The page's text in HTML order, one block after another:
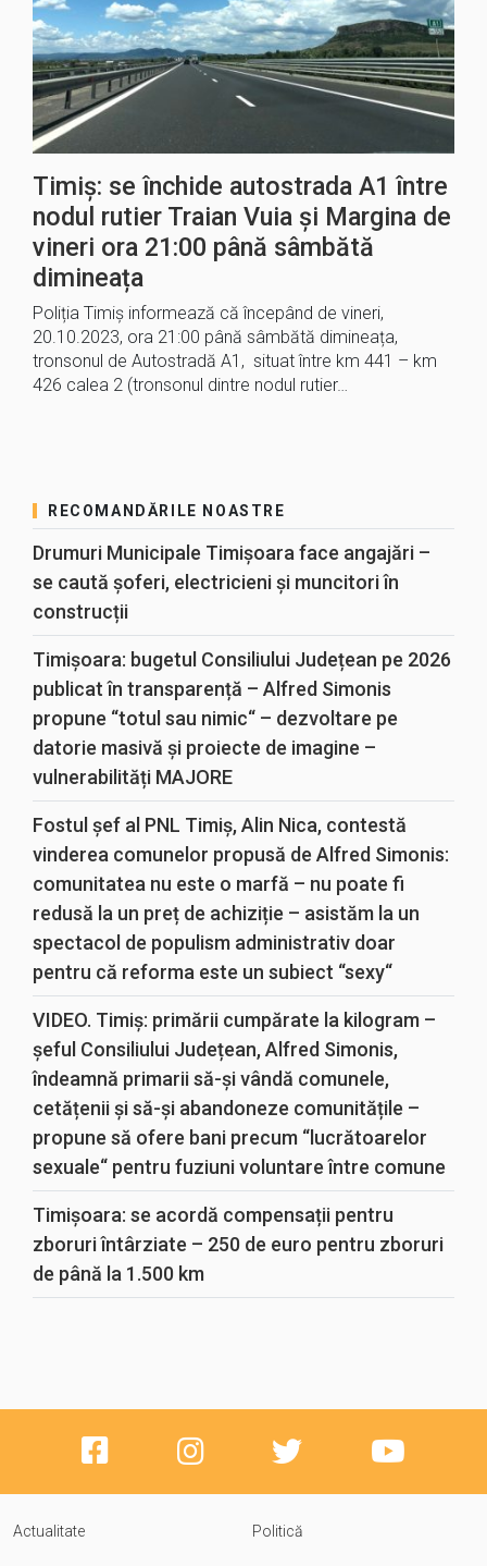
Timiș: se închide autostrada A1 între
nodul rutier Traian Vuia și Margina de
vineri ora 21:00 până sâmbătă
dimineața
Poliția Timiș informează că începând de vineri,
20.10.2023, ora 21:00 până sâmbătă dimineața,
tronsonul de Autostradă A1, situat între km 441 – km
426 calea 2 (tronsonul dintre nodul rutier…
RECOMANDĂRILE NOASTRE
Drumuri Municipale Timișoara face angajări –
se caută șoferi, electricieni și muncitori în
construcții
Timișoara: bugetul Consiliului Județean pe 2026
publicat în transparență – Alfred Simonis
propune “totul sau nimic“ – dezvoltare pe
datorie masivă și proiecte de imagine –
vulnerabilități MAJORE
Fostul șef al PNL Timiș, Alin Nica, contestă
vinderea comunelor propusă de Alfred Simonis:
comunitatea nu este o marfă – nu poate fi
redusă la un preț de achiziție – asistăm la un
spectacol de populism administrativ doar
pentru că reforma este un subiect “sexy“
VIDEO. Timiș: primării cumpărate la kilogram –
șeful Consiliului Județean, Alfred Simonis,
îndeamnă primarii să-și vândă comunele,
cetățenii și să-și abandoneze comunitățile –
propune să ofere bani precum “lucrătoarelor
sexuale“ pentru fuziuni voluntare între comune
Timișoara: se acordă compensații pentru
zboruri întârziate – 250 de euro pentru zboruri
de până la 1.500 km
Actualitate Politică